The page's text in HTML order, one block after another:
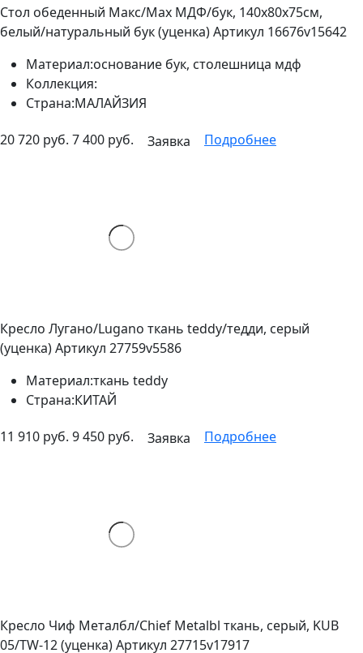
Стол обеденный Макс/Max МДФ/бук, 140х80х75см,
белый/натуральный бук (уценка)Артикул 16676v15642
Материал:основание бук, столешница мдф
Коллекция:
Страна:МАЛАЙЗИЯ
20 720 руб. 7 400 руб. Заявка Подробнее
Кресло Лугано/Lugano ткань teddy/тедди, серый
(уценка)Артикул 27759v5586
Материал:ткань teddy
Страна:КИТАЙ
11 910 руб. 9 450 руб. Заявка Подробнее
Кресло Чиф Металбл/Chief Metalbl ткань, серый, KUB
05/TW-12 (уценка)Артикул 27715v17917